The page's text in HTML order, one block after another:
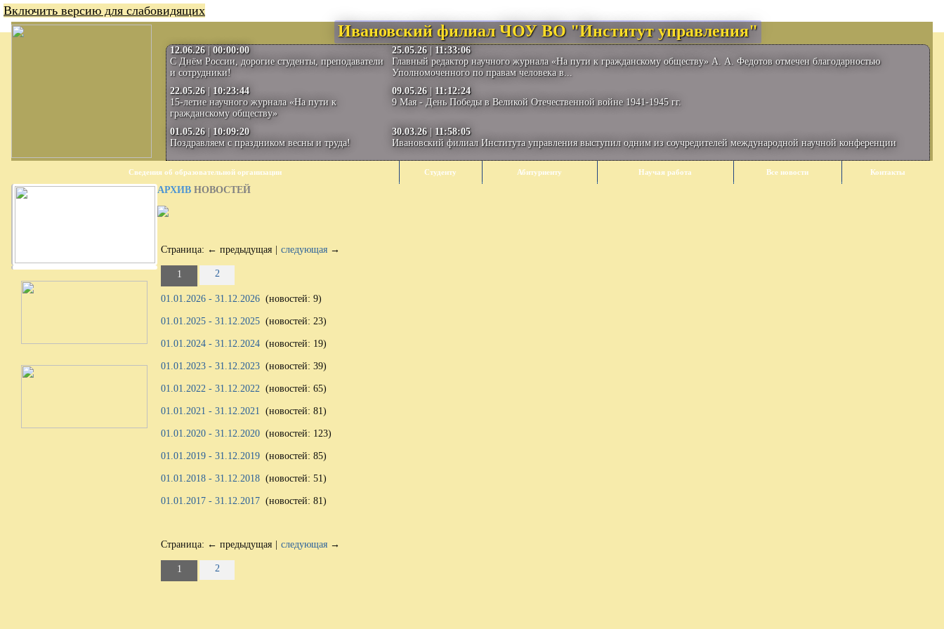
Включить версию для слабовидящих
Ивановский филиал ЧОУ ВО "Институт управления"
12.06.26| 00:00:00
С Днём России, дорогие студенты, преподаватели
и сотрудники!
25.05.26| 11:33:06
Главный редактор научного журнала «На пути к гражданскому обществу» А. А. Федотов отмечен благодарностью
Уполномоченного по правам человека в...
22.05.26| 10:23:44
15-летие научного журнала «На пути к
гражданскому обществу»
09.05.26| 11:12:24
9 Мая - День Победы в Великой Отечественной войне 1941-1945 гг.
01.05.26| 10:09:20
Поздравляем с праздником весны и труда!
30.03.26| 11:58:05
Ивановский филиал Института управления выступил одним из соучредителей международной научной конференции
Сведения об образовательной организации Студенту Абитуриенту Научая работа Все новости Контакты
АРХИВ НОВОСТЕЙ
Страница: ← предыдущая следующая →
1 2
01.01.2026 - 31.12.2026 (новостей: 9)
01.01.2025 - 31.12.2025 (новостей: 23)
01.01.2024 - 31.12.2024 (новостей: 19)
01.01.2023 - 31.12.2023 (новостей: 39)
01.01.2022 - 31.12.2022 (новостей: 65)
01.01.2021 - 31.12.2021 (новостей: 81)
01.01.2020 - 31.12.2020 (новостей: 123)
01.01.2019 - 31.12.2019 (новостей: 85)
01.01.2018 - 31.12.2018 (новостей: 51)
01.01.2017 - 31.12.2017 (новостей: 81)
Страница: ← предыдущая следующая →
1 2